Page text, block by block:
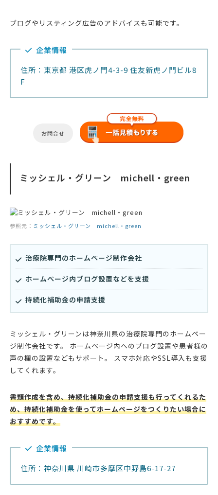
ブログやリスティング広告のアドバイスも可能です。
企業情報
住所：東京都 港区虎ノ門4-3-9 住友新虎ノ門ビル8
F
お問合せ
ミッシェル・グリーン michell・green
参照元： ミッシェル・グリーン michell・green
治療院専門のホームページ制作会社
ホームページ内ブログ設置などを支援
持続化補助金の申請支援
ミッシェル・グリーンは神奈川県の治療院専門のホームペー
ジ制作会社です。 ホームページ内へのブログ設置や患者様の
声の欄の設置などもサポート。 スマホ対応やSSL導入も支援
してくれます。
書類作成を含め、持続化補助金の申請支援も行ってくれるた
め、持続化補助金を使ってホームページをつくりたい場合に
おすすめです。
企業情報
住所：神奈川県 川崎市多摩区中野島6-17-27